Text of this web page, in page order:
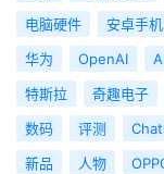
电脑硬件
安卓手机
华为
OpenAI
特斯拉
奇趣电子
数码
评测
新品
人物